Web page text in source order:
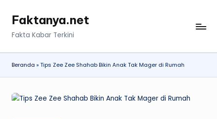
Faktanya.net
Fakta Kabar Terkini
Beranda »Tips Zee Zee Shahab Bikin Anak Tak Mager di Rumah